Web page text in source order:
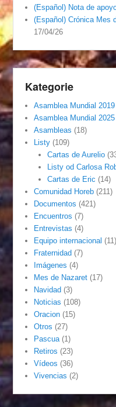
(Español) Nota de
(Español) Crónica Mes
17/04/26
Kategorie
Asamblea Mundial 2019
Asamblea Mundial 2025
Asambleas (18)
Listy (109)
Cartas de Aurelio
Listy od Carlosa
Cartas de Eric (14)
Comunidad Horeb (211)
Documentos (421)
Encuentros (7)
Entrevistas (4)
Equipo internacional (11)
Fraternidad (7)
Imágenes (4)
Mes de Nazaret (17)
Navidad (3)
Noticias (108)
Oracion (15)
Otros (27)
Pascua (1)
Retiros (23)
Vídeos (36)
Vivencias (2)